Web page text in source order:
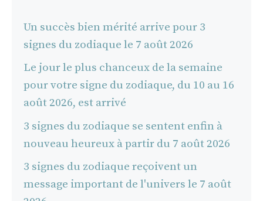
Un succès bien mérité arrive pour 3
signes du zodiaque le 7 août 2026
Le jour le plus chanceux de la semaine
pour votre signe du zodiaque, du 10 au 16
août 2026, est arrivé
3 signes du zodiaque se sentent enfin à
nouveau heureux à partir du 7 août 2026
3 signes du zodiaque reçoivent un
message important de l'univers le 7 août